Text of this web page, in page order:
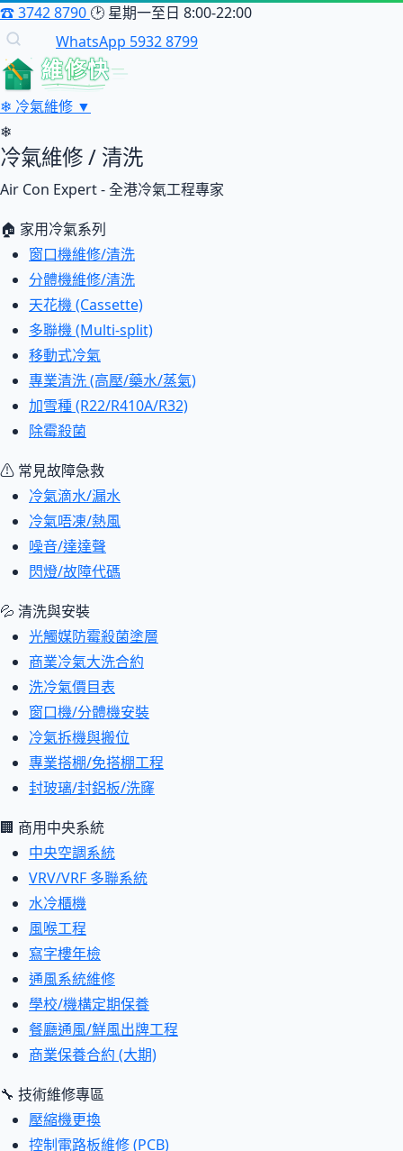
☎3742 8790 🕑 星期一至日 8:00-22:00
WhatsApp 5932 8799
維修快
❄ 冷氣維修 ▼
❄
冷氣維修 / 清洗
Air Con Expert - 全港冷氣工程專家
🏠 家用冷氣系列
窗口機維修/清洗
分體機維修/清洗
天花機 (Cassette)
多聯機 (Multi-split)
移動式冷氣
專業清洗 (高壓/藥水/蒸氣)
加雪種 (R22/R410A/R32)
除霉殺菌
⚠ 常見故障急救
冷氣滴水/漏水
冷氣唔凍/熱風
噪音/達達聲
閃燈/故障代碼
💦 清洗與安裝
光觸媒防霉殺菌塗層
商業冷氣大洗合約
洗冷氣價目表
窗口機/分體機安裝
冷氣拆機與搬位
專業搭棚/免搭棚工程
封玻璃/封鋁板/洗窿
🏢 商用中央系統
中央空調系統
VRV/VRF 多聯系統
水冷櫃機
風喉工程
寫字樓年檢
通風系統維修
學校/機構定期保養
餐廳通風/鮮風出牌工程
商業保養合約 (大期)
🔧 技術維修專區
壓縮機更換
控制電路板維修 (PCB)